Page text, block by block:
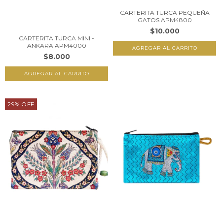
CARTERITA TURCA MINI -
ANKARA APM4000
$8.000
CARTERITA TURCA PEQUEÑA
GATOS APM4800
$10.000
29% OFF